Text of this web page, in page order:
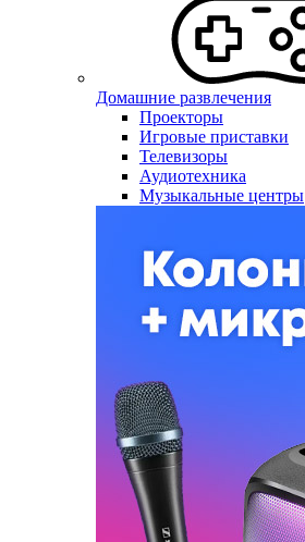
Домашние развлечения
Проекторы
Игровые приставки
Телевизоры
Аудиотехника
Музыкальные центры